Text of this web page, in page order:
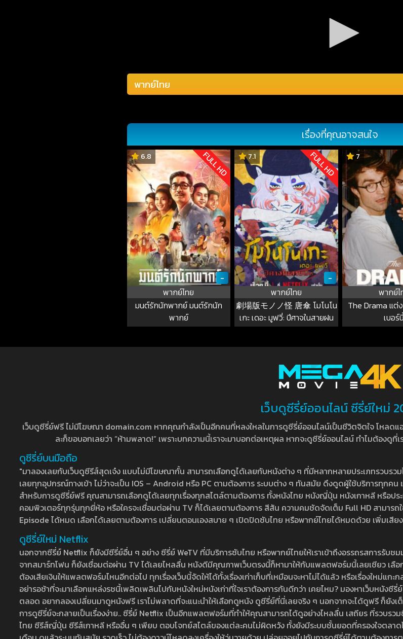
เรื่องที่คุณอาจสนใจ
6.8 FULL HD
-
พากย์ไทย
มนต์รักนักพากย์ มนต์รักนัก
พากย์
7.1 FULL HD
-
พากย์ไทย
劇場版モノノ怪 唐傘 โมโนโน
เกะ เดอะ มูฟวี่: ปีศาจในสายฝน
7
พากย์ไ
The Drama แต่
เบอร์
เว็บดูซีรี่ย์ออนไลน์ ซีรี่ย์ใหม่
เว็บดูซีรี่ย์ฟรี ไม่มีโฆษณา domain.com หากคุณกำลังเป็นอีกคนที่หลงใหลในการดูซีรี่ย์ออนไลน์เป็นชีวิตจิตใจ โหลด
ละก็ขอบอกเลยว่า “ห้ามพลาด!” เพราะบทความนี้เราจะมาบอกต่อเหตุผล หากจะดูซีรี่ย์ออนไลน์ ทำไมต้องดู
ดูซีรี่ย์บนมือถือ
"มาลองเลยกับเว็บดูซีรีส์สุดเจ๋ง แบบไม่มีโฆษณากั้น สามารถเลือกดูได้เลยกับหนังต่าง ๆ ที่มีหลากหลายประเภทรวบ
เลยทุกอุปกรณ์ทางเข้า ไม่ว่าจะเป็น IOS – Android หรือ PC ตามต้องการ ระบบต่าง ๆ ทันสมัย ดึงดูดผู้ใช้บริการทุกค
สำหรับการดูซีรี่ย์ฟรี คุณสามารถเลือกดูได้เลยทุกเรื่องทุกสไตล์ตามต้องการ ทั้งหนังไทย หนังญี่ปุ่น หนังเกาหลี หรือป
คอมพิวเตอร์ทุกรุ่นทุกยี่ห้อ หรือใครจะเชื่อมต่อผ่าน TV ก็ได้เลยตามต้องการ สีสัน ความคมชัดจัดเต็ม Full HD สามาร
Episode ได้หมด เลือกได้เลยตามต้องการ เปลี่ยนตอนเองสบาย ๆ เปิดปิดซับไทย หรือพากย์ไทยได้หมดด้วย เพิ่มเสี
ดูซีรี่ย์ใหม่ Netflix
นอกจากซีรี่ย์ Netflix ก็ยังมีซีรี่ย์อื่น ๆ อย่าง ซีรี่ย์ WeTV ที่มีบริการซับไทย หรือพากย์ไทยให้เราเข้าถึงอรรถรสการรับ
จากสมาร์ทโฟน ก็ยังเชื่อมต่อผ่าน TV ได้เลยไหลลื่น หนังดีมีคุณภาพเว็บตรงนี้ก็หามาให้กับแพลตฟอร์มนี้เลยเชียว เลือ
ต้องเสียเงินให้แพลตฟอร์มไหนอีกต่อไป ทุกเรื่องเว็บนี้จัดให้ได้ทั้งเรื่องเก่าเก็บที่เหมือนจะหาไม่ได้แล้ว หรือเรื่องใหม่
อย่ารอช้าที่จะมาเลือกแหล่งรชนี้เพลิดเพลินไปกับหนังใหม่หนังเก่าที่ใจเราต้องการกันดีกว่า เคยไหม? มองหาเว็บหนัง
ตลอด อยากลองเปลี่ยนมาดูหนังฟรี เราไม่พลาดที่จะแนะนำให้เลือกดูหนัง ดูซีรี่ย์ที่นี่เลยจริง ๆ นอกจากจะได้ดูฟรี ก็ยั
การดูซีรี่ย์จะกลายเป็นเรื่องง่าย.. ซีรี่ย์ Netflix เป็นอีกแพลตฟอร์มที่ทำให้คุณสามารถได้ดูอย่างไหลลื่น เสถียร ที่รวบรว
ไทย ซีรีส์ญี่ปุ่น ซีรีส์เกาหลี หรืออื่น ๆ เพียบ ตอบโจทย์สไตล์ของแต่ละคนไม่ผิดหวัง ทั้งยังมีระบบชั้นยอดที่ครองใจตลาด